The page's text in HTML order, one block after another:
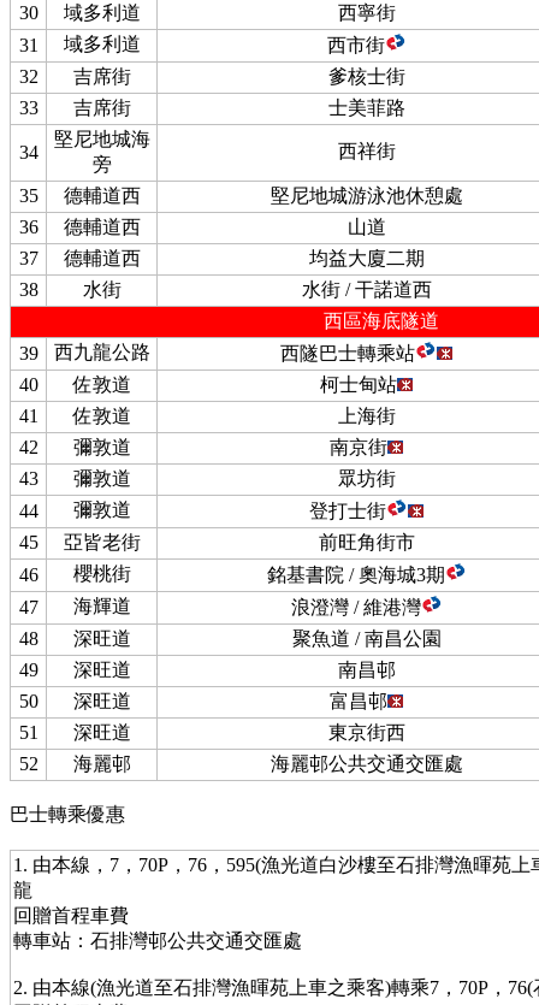
30
域多利道
西寧街
31
域多利道
西市街
32
吉席街
爹核士街
33
吉席街 士美菲路
34
堅尼地城海
旁
西祥街
35 德輔道西
堅尼地城游泳池休憩處
36
德輔道西
山道
37
德輔道西
均益大廈二期
38
水街
水街 / 干諾道西
西區海底隧道
39
西九龍公路
西隧巴士轉乘站
40
佐敦道
柯士甸站
41
佐敦道
上海街
42
彌敦道
南京街
43
彌敦道
眾坊街
44
彌敦道
登打士街
45
亞皆老街
前旺角街市
46
櫻桃街
銘基書院 / 奧海城3期
47
海輝道
浪澄灣 / 維港灣
48
深旺道
聚魚道 / 南昌公園
49
深旺道
南昌邨
50
深旺道
富昌邨
51
深旺道
東京街西
52
海麗邨 海麗邨公共交通交匯處
巴士轉乘優惠
1. 由本線，7，70P，76，595(漁光道白沙樓至石排灣漁暉苑
龍
回贈首程車費
轉車站：石排灣邨公共交通交匯處
2. 由本線(漁光道至石排灣漁暉苑上車之乘客)轉乘7，70P，